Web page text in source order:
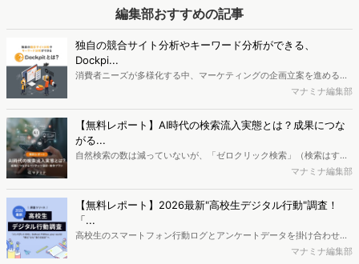
ーシェア業界の市場規模やどのような層が関心があるのかを調査して
いきます。
編集部おすすめの記事
独自の競合サイト分析やキーワード分析ができる、
Dockpi...
消費者ニーズが多様化する中、マーケティングの企画立案を進める上
で、競合分析や消費者分析の重要性がより高まっています。Web行動
データを活用し、Web上の消費者行動を起点とした競合サイト分析や
消費者分析が可能です。今回はDockpitならではの利便性の高い機能
や活用方法を解説します。
マナミナ編集部
【無料レポート】AI時代の検索流入実態とは？成果につな
がる...
自然検索の数は減っていないが、「ゼロクリック検索」（検索はする
がページには流入しない）の割合が増加しているのが、AI時代の検索
か、また、要因を理解した上で、成果に確実につながるコンテンツを
制作するにはどうするべきなのでしょうか。本レポートはこのような
疑問をお抱えのSEO・Webマーケティングご担当者様におすすめの内
容となっています。※本レポートは記事のフォームから無料でダウン
マナミナ編集部
【無料レポート】2026最新"高校生デジタル行動"調査！
「...
高校生のスマートフォン行動ログとアンケートデータを掛け合わせ、
最新の若年層（高校生）におけるデジタル行動実態やSNSの利用傾向
マナミナ編集部